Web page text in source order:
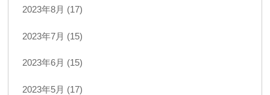
2023年8月 (17)
2023年7月 (15)
2023年6月 (15)
2023年5月 (17)